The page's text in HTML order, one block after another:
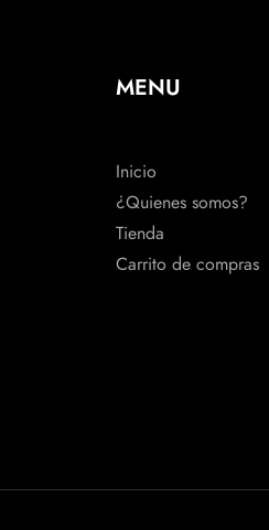
MENU
Inicio
¿Quienes somos?
Tienda
Carrito de compras